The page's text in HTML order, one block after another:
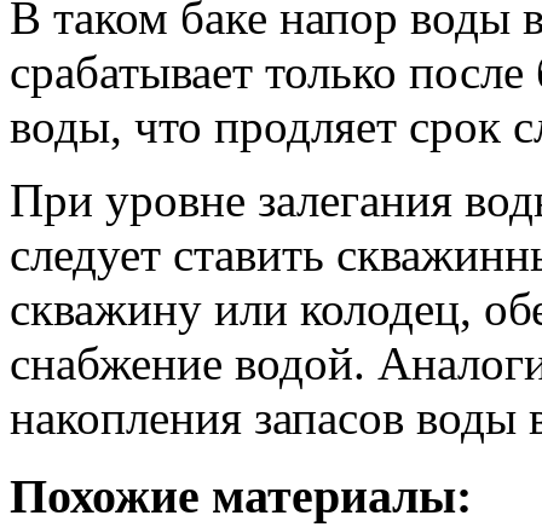
В таком баке напор воды
срабатывает только
воды, что продляет срок
При уровне залегания
следует ставить
скважину или колодец,
снабжение водой.
накопления запасов воды
Похожие материалы: